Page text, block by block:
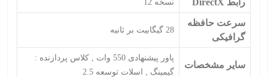
رابط DirectX نسخه 12
سرعت حافظه
گرافیکی
28 گیگابیت بر ثانیه
سایر مشخصات
پاور پیشنهادی 550 وات , کلاس پردازنده :
گیمینگ , اسلات توسعه 2.5